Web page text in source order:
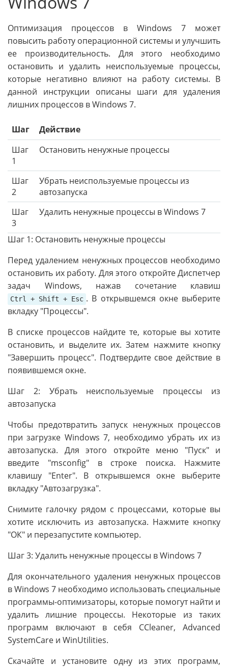
Оптимизация процессов в Windows 7 может
повысить работу операционной системы и улучшить
ее производительность. Для этого необходимо
остановить и удалить неиспользуемые процессы,
которые негативно влияют на работу системы. В
данной инструкции описаны шаги для удаления
лишних процессов в Windows 7.
Шаг
Действие
Шаг
1
Остановить ненужные процессы
Шаг
2
Убрать неиспользуемые процессы из
автозапуска
Шаг
3
Удалить ненужные процессы в Windows 7
Шаг 1: Остановить ненужные процессы
Перед удалением ненужных процессов необходимо
остановить их работу. Для этого откройте Диспетчер
задач Windows, нажав сочетание клавиш
Ctrl + Shift + Esc . В открывшемся окне выберите
вкладку "Процессы".
В списке процессов найдите те, которые вы хотите
остановить, и выделите их. Затем нажмите кнопку
"Завершить процесс". Подтвердите свое действие в
появившемся окне.
Шаг 2: Убрать неиспользуемые процессы из
автозапуска
Чтобы предотвратить запуск ненужных процессов
при загрузке Windows 7, необходимо убрать их из
автозапуска. Для этого откройте меню "Пуск" и
введите "msconfig" в строке поиска. Нажмите
клавишу "Enter". В открывшемся окне выберите
вкладку "Автозагрузка".
Снимите галочку рядом с процессами, которые вы
хотите исключить из автозапуска. Нажмите кнопку
"ОК" и перезапустите компьютер.
Шаг 3: Удалить ненужные процессы в Windows 7
Для окончательного удаления ненужных процессов
в Windows 7 необходимо использовать специальные
программы-оптимизаторы, которые помогут найти и
удалить лишние процессы. Некоторые из таких
программ включают в себя CCleaner, Advanced
SystemCare и WinUtilities.
Скачайте и установите одну из этих программ,